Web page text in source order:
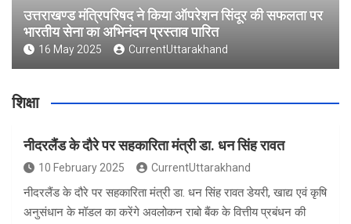
उत्तराखण्ड मंत्रिपरिषद ने किया ऑपरेशन सिंदूर की सफलता पर
भारतीय सेना का अभिनंदन प्रस्ताव पारित
16 May 2025 CurrentUttarakhand
शिक्षा
नीदरलैंड के दौरे पर सहकारिता मंत्री डा. धन सिंह रावत
10 February 2025 CurrentUttarakhand
नीदरलैंड के दौरे पर सहकारिता मंत्री डा. धन सिंह रावत डेयरी, खाद्य एवं कृषि
अनुसंधान के मॉडल का करेंगे अवलोकन राबो बैंक के वित्तीय प्रबंधन की